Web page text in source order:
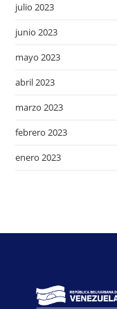
julio 2023
junio 2023
mayo 2023
abril 2023
marzo 2023
febrero 2023
enero 2023